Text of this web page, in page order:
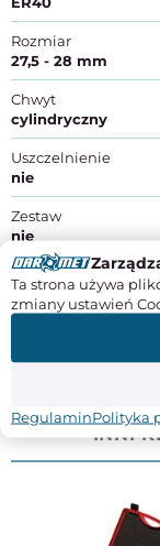
Rozmiar
27,5 - 28 mm
Chwyt
cylindryczny
Uszczelnienie
nie
Zestaw
nie
Producent: Zakład
Adres: ul.
Kraj pochodzenia:
DO
INNI
Ta strona używa
zmiany ustawień
RegulaminPolityka